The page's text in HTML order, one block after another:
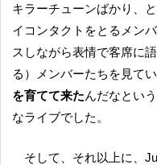
キラーチューンばかり、
イコンタクトをとるメン
スしながら表情で客席に
る）メンバーたちを見てい
を育てて来たんだなとい
なライブでした。
そして、それ以上に、Juice=Juice の魅力というか実力を如